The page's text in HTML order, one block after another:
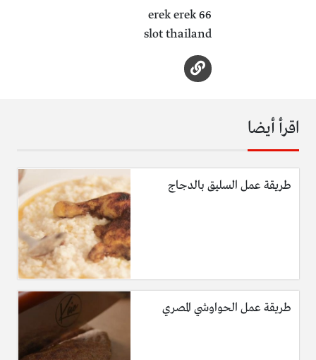
erek erek 66
slot thailand
اقرأ أيضا
طريقة عمل السليق بالدجاج
طريقة عمل الحواوشي المصري